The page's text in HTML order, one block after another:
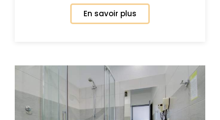
En savoir plus